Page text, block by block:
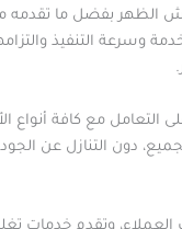
بفضل ما تقدمه
وسرعة التنفيذ
مع كافة أنواع
دون التنازل عن